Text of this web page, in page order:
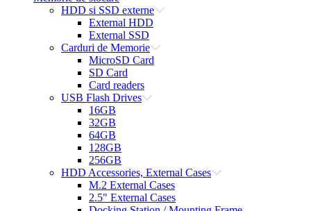
HDD si SSD externe
External HDD
External SSD
Carduri de Memorie
MicroSD Card
SD Card
Card readers
USB Flash Drives
16GB
32GB
64GB
128GB
256GB
HDD Accessories, External Cases
M.2 External Cases
2.5" External Cases